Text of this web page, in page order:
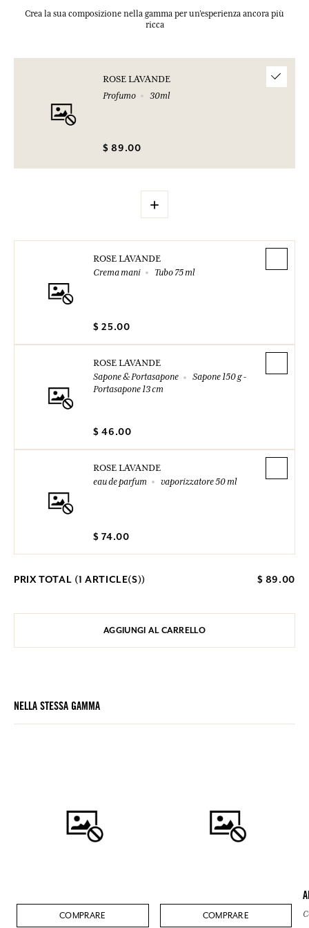
Crea la sua composizione nella gamma per un’esperienza ancora più
ricca
ROSE LAVANDE
Profumo
30ml
$ 89.00
+
ROSE LAVANDE
Crema mani
Tubo 75 ml
$ 25.00
ROSE LAVANDE
Sapone & Portasapone
Sapone 150 g -
Portasapone 13 cm
$ 46.00
ROSE LAVANDE
eau de parfum
vaporizzatore 50 ml
$ 74.00
PRIX TOTAL (1 ARTICLE(S)) $ 89.00
AGGIUNGI AL CARRELLO
NELLA STESSA GAMMA
COMPRARE COMPRARE